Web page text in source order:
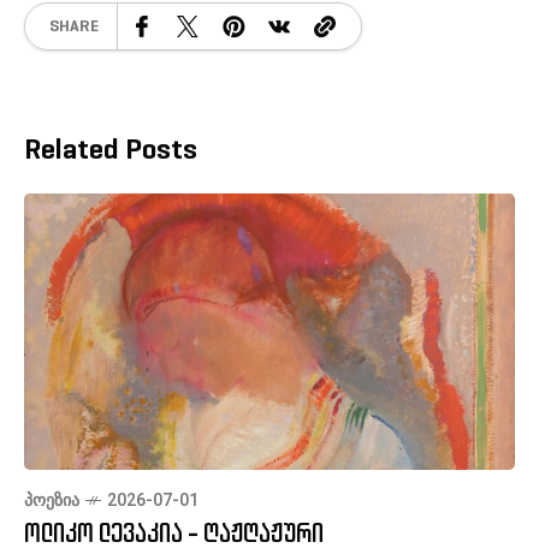
SHARE
Related Posts
ᲞᲝᲔᲖᲘᲐ 2026-07-01
ოლიკო ლევაკია - ღაჟღაჟური